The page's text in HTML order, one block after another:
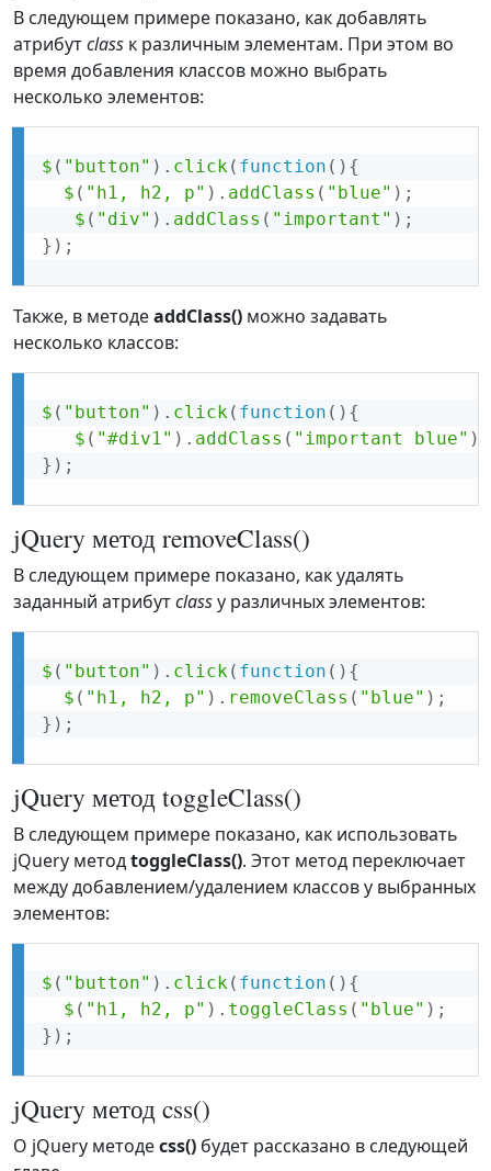
В следующем примере показано, как добавлять
атрибутclass к различным элементам. При этом во
время добавления классов можно выбрать
несколько элементов:
$ ( "button" ) . click( function ( ) {
$ ( "h1, h2, p" ) . addClass ( "blue" ) ;
$ ( "div" ) . addClass ( "important" ) ;
} ) ;
Также, в методеaddClass() можно задавать
несколько классов:
$ ( "button" ) . click( function ( ) {
$ ( "#div1" ) . addClass ( "important blue" )
} ) ;
jQuery метод removeClass()
В следующем примере показано, как удалять
заданный атрибутclassу различных элементов:
$ ( "button" ) . click( function ( ) {
$ ( "h1, h2, p" ) . removeClass ( "blue" ) ;
} ) ;
jQuery метод toggleClass()
В следующем примере показано, как использовать
jQuery методtoggleClass(). Этот метод переключает
между добавлением/удалением классов у выбранных
элементов:
$ ( "button" ) . click( function ( ) {
$ ( "h1, h2, p" ) . toggleClass ( "blue" ) ;
} ) ;
jQuery метод css()
О jQuery методеcss() будет рассказано в следующей